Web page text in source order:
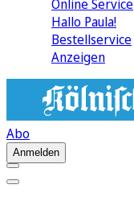
Online Service
Hallo Paula!
Bestellservice
Anzeigen
Abo
Anmelden